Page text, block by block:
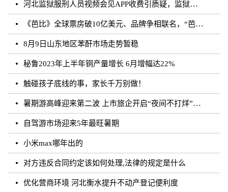
河北监狱服刑人员视频会见APP收费引质疑，监狱：开发公司收取
《芭比》全球票房破10亿美元、品牌争相联名，“芭比”IP第二春来临？
8月9日山东地区苯酐市场走势暂稳
秘鲁2023年上半年铜产量增长 6月增幅达22%
触碰孩子底线的事，家长千万别做！
暑期游高峰迎来第二波 上市旅企开启“夜间不打烊”模式
自驾游市场迎来5年最旺暑期
小米max哪年出的
对方违反合同约定该如何处理,法律的规定是什么
优化营商环境 河北衡水提升不动产登记便利度